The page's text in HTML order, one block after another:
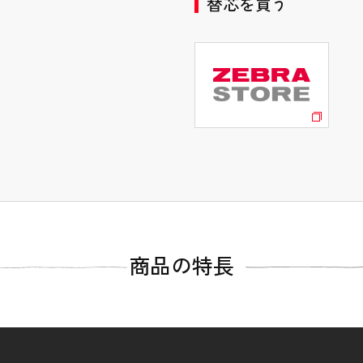
¥165（税抜価格¥150）
¥165（税抜価格¥150）
商品の特長